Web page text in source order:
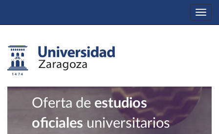
Oferta de estudios
oficiales universitarios